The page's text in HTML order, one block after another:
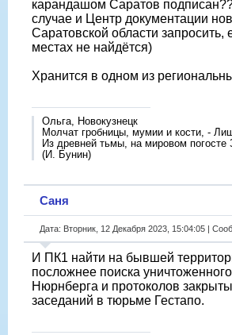
карандашом Саратов
случае и Центр документации
Саратовской области запросить,
местах не найдëтся)
Хранится в одном из
Ольга, Новокузнецк
Молчат гробницы, мумии и кости, -
Из древней тьмы, на мировом
(И. Бунин)
Саня
Дата: Вторник, 12 Декабря 2023, 15:04:05 |
И ПК1 найти на бывшей
посложнее поиска
Нюрнберга и протоколов
заседаний в тюрьме Гестапо.